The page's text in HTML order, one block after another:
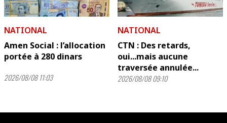
NATIONAL
Amen Social : l’allocation
portée à 280 dinars
2026/08/08 11:03
NATIONAL
CTN : Des retards,
oui...mais aucune
traversée annulée...
2026/08/08 09:10